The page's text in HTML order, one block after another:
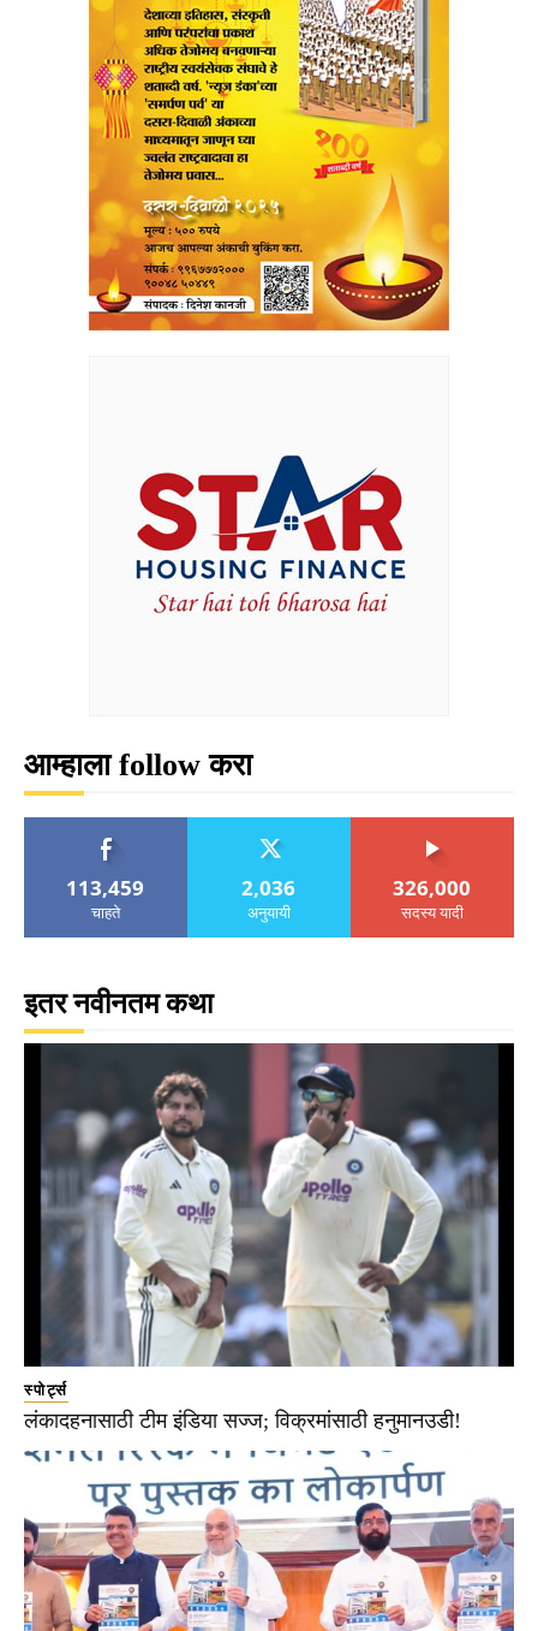
आम्हाला follow करा
113,459
चाहते
2,036
अनुयायी
326,000
सदस्य यादी
इतर नवीनतम कथा
स्पोर्ट्स
लंकादहनासाठी टीम इंडिया सज्ज; विक्रमांसाठी हनुमानउडी!